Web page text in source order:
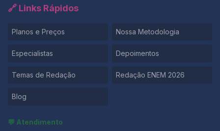
🔗 Links Rápidos
Planos e Preços Nossa Metodologia
Especialistas Depoimentos
Temas de Redação Redação ENEM 2026
Blog
💬 Atendimento